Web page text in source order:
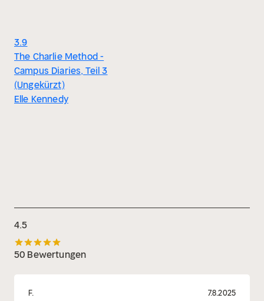
3.9
The Charlie Method -
Campus Diaries, Teil 3
(Ungekürzt)
Elle Kennedy
4.5
50 Bewertungen
F. 7.8.2025